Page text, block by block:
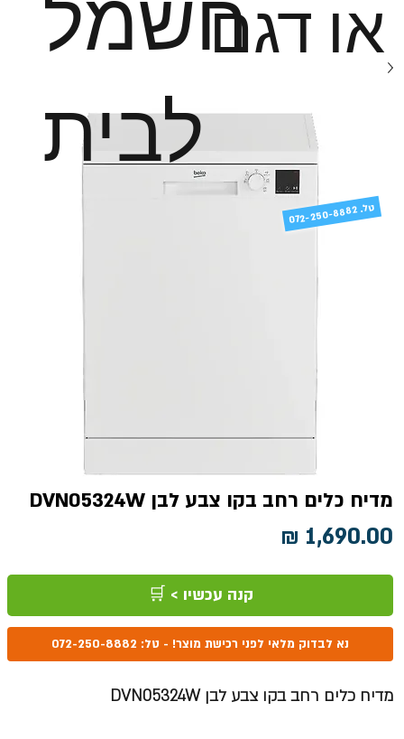
או דגם
לבית
מדיח כלים רחב בקו צבע לבן DVN05324W
קנה עכשיו > 🛒
נא לבדוק מלאי לפני רכישת מוצר! - טל: 072-250-8882
מדיח כלים רחב בקו צבע לבן DVN05324W
072-250-8882 .טל